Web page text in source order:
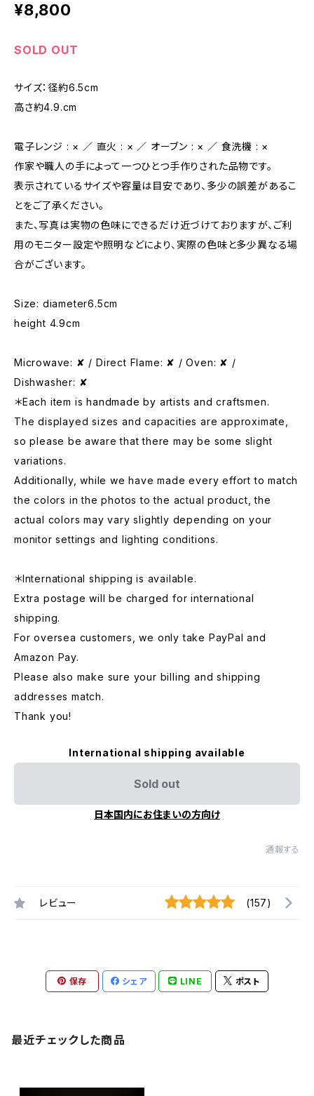
¥8,800
SOLD OUT
サイズ：径約6.5cm
高さ約4.9.cm
電子レンジ : × ／ 直火 : × ／ オーブン : × ／ 食洗機 : ×
作家や職人の手によって一つひとつ手作りされた品物です。
表示されているサイズや容量は目安であり、多少の誤差があるこ
とをご了承ください。
また、写真は実物の色味にできるだけ近づけておりますが、ご利
用のモニター設定や照明などにより、実際の色味と多少異なる場
合がございます。
Size: diameter6.5cm
height 4.9cm
Microwave: ✘ / Direct Flame: ✘ / Oven: ✘ /
Dishwasher: ✘
＊Each item is handmade by artists and craftsmen.
The displayed sizes and capacities are approximate,
so please be aware that there may be some slight
variations.
Additionally, while we have made every effort to match
the colors in the photos to the actual product, the
actual colors may vary slightly depending on your
monitor settings and lighting conditions.
＊International shipping is available.
Extra postage will be charged for international
shipping.
For oversea customers, we only take PayPal and
Amazon Pay.
Please also make sure your billing and shipping
addresses match.
Thank you!
International shipping available
Sold out
日本国内にお住まいの方向け
通報する
レビュー (157)
保存 シェア LINE ポスト
最近チェックした商品